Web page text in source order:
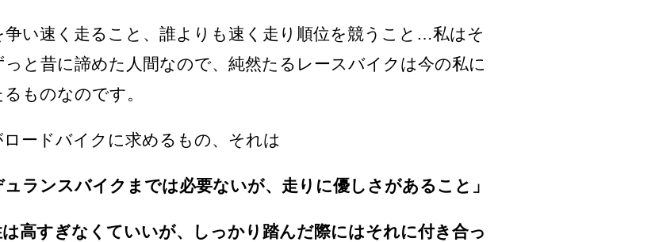
争い速く走ること、誰よりも速く走り順位を競うこと…私はそ
と昔に諦めた人間なので、純然たるレースバイクは今の私に
ものなのです。
ードバイクに求めるもの、それは
ュランスバイクまでは必要ないが、走りに優しさがあること」
は高すぎなくていいが、しっかり踏んだ際にはそれに付き合っ